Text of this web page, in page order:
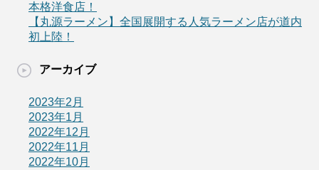
本格洋食店！
【丸源ラーメン】全国展開する人気ラーメン店が道内
初上陸！
アーカイブ
2023年2月
2023年1月
2022年12月
2022年11月
2022年10月